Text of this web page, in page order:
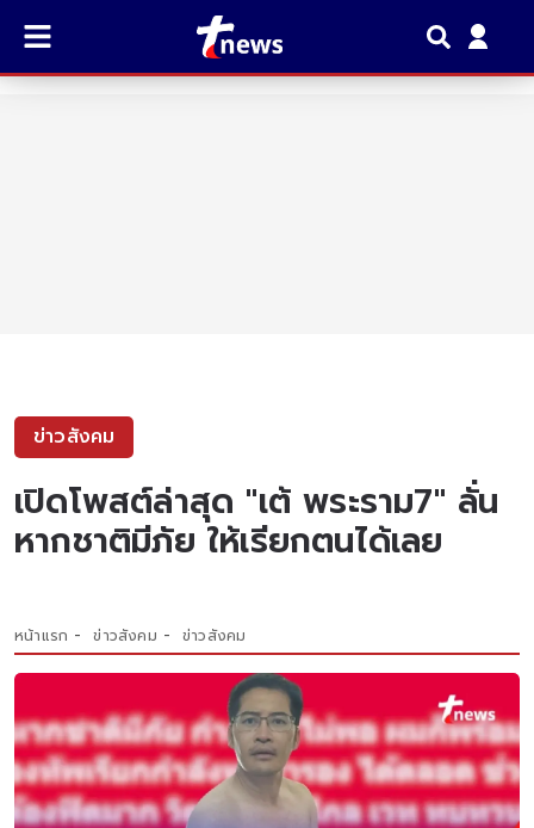
ข่าวสังคม
เปิดโพสต์ล่าสุด "เต้ พระราม7" ลั่น
หากชาติมีภัย ให้เรียกตนได้เลย
หน้าแรก ข่าวสังคม ข่าวสังคม